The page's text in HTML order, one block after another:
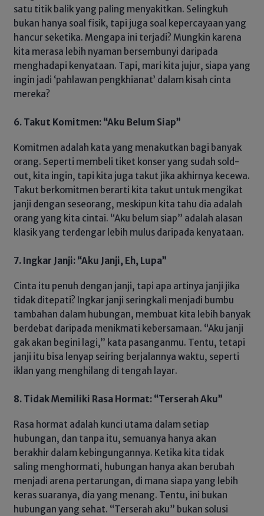
satu titik balik yang paling menyakitkan. Selingkuh
bukan hanya soal fisik, tapi juga soal kepercayaan yang
hancur seketika. Mengapa ini terjadi? Mungkin karena
kita merasa lebih nyaman bersembunyi daripada
menghadapi kenyataan. Tapi, mari kita jujur, siapa yang
ingin jadi ‘pahlawan pengkhianat’ dalam kisah cinta
mereka?
6. Takut Komitmen: “Aku Belum Siap”
Komitmen adalah kata yang menakutkan bagi banyak
orang. Seperti membeli tiket konser yang sudah sold-
out, kita ingin, tapi kita juga takut jika akhirnya kecewa.
Takut berkomitmen berarti kita takut untuk mengikat
janji dengan seseorang, meskipun kita tahu dia adalah
orang yang kita cintai. “Aku belum siap” adalah alasan
klasik yang terdengar lebih mulus daripada kenyataan.
7. Ingkar Janji: “Aku Janji, Eh, Lupa”
Cinta itu penuh dengan janji, tapi apa artinya janji jika
tidak ditepati? Ingkar janji seringkali menjadi bumbu
tambahan dalam hubungan, membuat kita lebih banyak
berdebat daripada menikmati kebersamaan. “Aku janji
gak akan begini lagi,” kata pasanganmu. Tentu, tetapi
janji itu bisa lenyap seiring berjalannya waktu, seperti
iklan yang menghilang di tengah layar.
8. Tidak Memiliki Rasa Hormat: “Terserah Aku”
Rasa hormat adalah kunci utama dalam setiap
hubungan, dan tanpa itu, semuanya hanya akan
berakhir dalam kebingungannya. Ketika kita tidak
saling menghormati, hubungan hanya akan berubah
menjadi arena pertarungan, di mana siapa yang lebih
keras suaranya, dia yang menang. Tentu, ini bukan
hubungan yang sehat. “Terserah aku” bukan solusi